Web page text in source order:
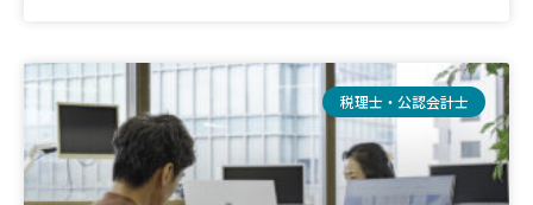
税理士・公認会計士